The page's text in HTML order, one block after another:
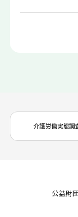
介護労働実態調
公益財